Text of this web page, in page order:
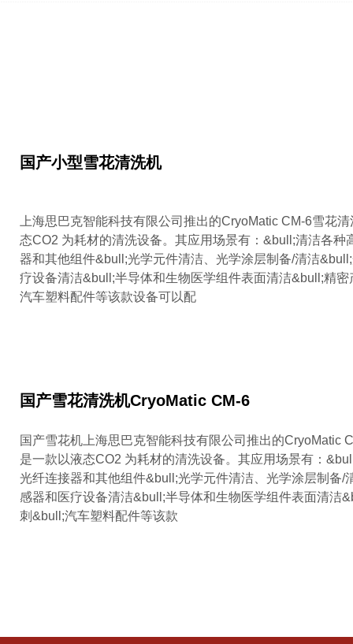
国产小型雪花清洗机
上海思巴克智能科技有限公司推出的CryoMatic CM-6雪花
态CO2 为耗材的清洗设备。其应用场景有：&bull;清洁各种
器和其他组件&bull;光学元件清洁、光学涂层制备/清洁
疗设备清洁&bull;半导体和生物医学组件表面清洁&bull;精
汽车塑料配件等该款设备可以配
国产雪花清洗机CryoMatic CM-6
国产雪花机上海思巴克智能科技有限公司推出的CryoMatic
是一款以液态CO2 为耗材的清洗设备。其应用场景有：
光纤连接器和其他组件&bull;光学元件清洁、光学涂层制备/
感器和医疗设备清洁&bull;半导体和生物医学组件表面清洁
刺&bull;汽车塑料配件等该款